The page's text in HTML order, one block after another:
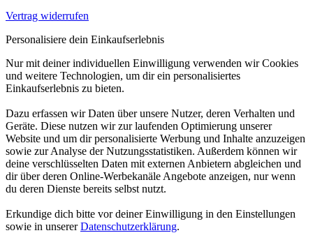
Vertrag widerrufen
Personalisiere dein Einkaufserlebnis
Nur mit deiner individuellen Einwilligung verwenden wir Cookies
und weitere Technologien, um dir ein personalisiertes
Einkaufserlebnis zu bieten.
Dazu erfassen wir Daten über unsere Nutzer, deren Verhalten und
Geräte. Diese nutzen wir zur laufenden Optimierung unserer
Website und um dir personalisierte Werbung und Inhalte anzuzeigen
sowie zur Analyse der Nutzungsstatistiken. Außerdem können wir
deine verschlüsselten Daten mit externen Anbietern abgleichen und
dir über deren Online-Werbekanäle Angebote anzeigen, nur wenn
du deren Dienste bereits selbst nutzt.
Erkundige dich bitte vor deiner Einwilligung in den Einstellungen
sowie in unsererDatenschutzerklärung.